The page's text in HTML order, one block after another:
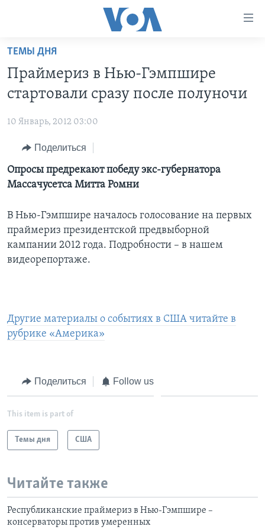
Перейти
основной
контент
Перейти
навигации
Перейти
ПРОГРАММЫ
НОВОСТИ ЗА МИНУТУ
ИТОГИ
ПОЧЕМУ ЭТО ВАЖНО?
ДИСКУССИЯ VOA
ДЕТАЛИ
НЬЮ-ЙОРК NEW YORK
ПРОЕКТЫ
УЧИМ АНГЛИЙСКИЙ
НАША АМЕРИКАНСКАЯ ИСТОРИЯ
А КАК В АМЕРИКЕ?
АРТЕФАКТЫ
АМЕРИКАНСКИЕ ГОРОДКИ
ТЕСТЫ
ЭКСПЕРТИЗА
ИНТЕРВЬЮ
ФАКТЫ ПРОТИВ ФЕЙКОВ
ЗА СВОБОДУ ПРЕССЫ
УЧИМ АНГЛИЙСКИЙ
ВИДЕО
ПОДПИСКА НА НОВОСТИ
СОЦИАЛЬНЫЕ СЕТИ
ТЕМЫ ДНЯ
Праймериз в Нью-Гэмпшире
стартовали сразу после полуночи
10 Январь, 2012 03:00
Поделиться
Опросы предрекают победу экс-губернатора
Массачусетса Митта Ромни
В Нью-Гэмпшире началось голосование на первых
праймериз президентской предвыборной
кампании 2012 года. Подробности – в нашем
видеорепортаже.
Другие материалы о событиях в США читайте в
рубрике «Америка»
Поделиться Follow us
This item is part of
Темы дня США
Читайте также
Республиканские праймериз в Нью-Гэмпшире –
консерваторы против умеренных